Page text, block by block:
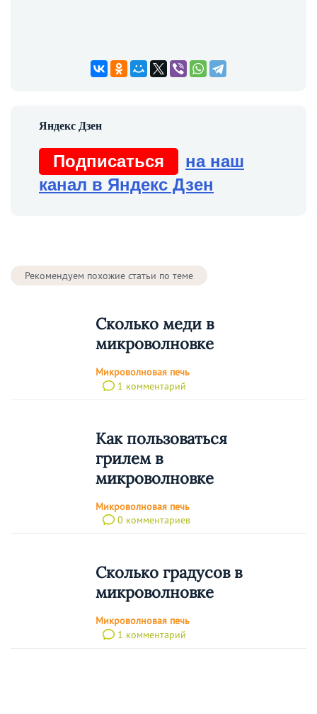
Подписаться
на наш
канал в Яндекс Дзен
Рекомендуем похожие статьи по теме
Сколько меди в
микроволновке
Микроволновая печь
1 комментарий
Как пользоваться
грилем в
микроволновке
Микроволновая печь
0 комментариев
Сколько градусов в
микроволновке
Микроволновая печь
1 комментарий